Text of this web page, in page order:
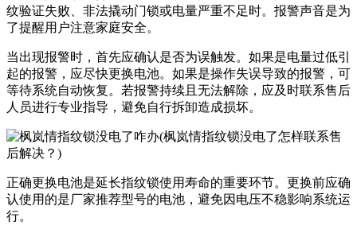
纹验证失败、非法撬动门锁或电量严重不足时。报警声音是为
了提醒用户注意家庭安全。
当出现报警时，首先应确认是否为误触发。如果是电量过低引
起的报警，应尽快更换电池。如果是操作失误导致的报警，可
等待系统自动恢复。若报警持续且无法解除，应及时联系售后
人员进行专业指导，避免自行拆卸造成损坏。
正确更换电池是延长指纹锁使用寿命的重要环节。更换前应确
认使用的是厂家推荐型号的电池，避免因电压不稳影响系统运
行。